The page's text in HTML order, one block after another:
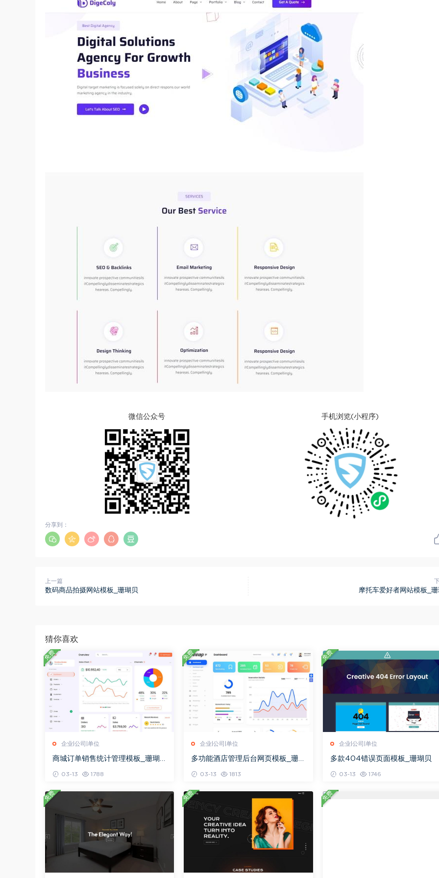
微信公众号 手机浏览(小程序)
分享到：
上一篇
数码商品拍摄网站模板_珊瑚贝 摩托车爱好者网站模板_珊
猜你喜欢
企业|公司|单位
商城订单销售统计管理模板_珊瑚
03-13 1788
免费
企业|公司|单位
多功能酒店管理后台网页模板_珊
03-13 1813
免费
企业|公司|单位
多款404错误页面模板_珊瑚贝
03-13 1746
免费
免费 免费 免费